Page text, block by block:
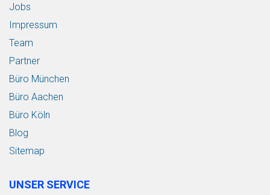
Jobs
Impressum
Team
Partner
Büro München
Büro Aachen
Büro Köln
Blog
Sitemap
UNSER SERVICE